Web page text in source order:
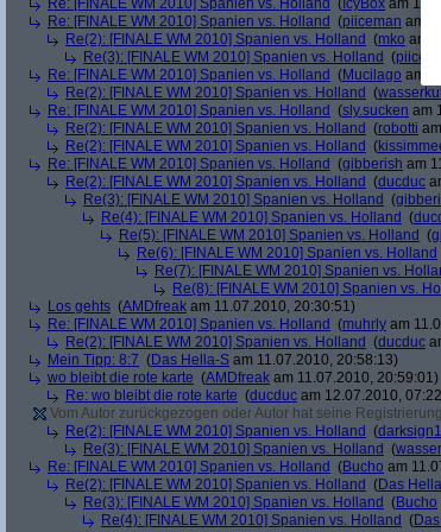
Re: [FINALE WM 2010] Spanien vs. Holland ( IcyBox am
Re: [FINALE WM 2010] Spanien vs. Holland (piiceman am
Re(2): [FINALE WM 2010] Spanien vs. Holland (mko am
Re(3): [FINALE WM 2010] Spanien vs. Holland (
Re: [FINALE WM 2010] Spanien vs. Holland (Mucilago am
Re(2): [FINALE WM 2010] Spanien vs. Holland (
Re: [FINALE WM 2010] Spanien vs. Holland (sly.sucken am
Re(2): [FINALE WM 2010] Spanien vs. Holland (robotti
Re(2): [FINALE WM 2010] Spanien vs. Holland (
Re: [FINALE WM 2010] Spanien vs. Holland (gibberish am
Re(2): [FINALE WM 2010] Spanien vs. Holland (ducduc
Re(3): [FINALE WM 2010] Spanien vs. Holland (
Re(4): [FINALE WM 2010] Spanien vs. Holland (
Re(5): [FINALE WM 2010] Spanien vs. Holland (
Re(6): [FINALE WM 2010] Spanien vs. Holland
Re(7): [FINALE WM 2010] Spanien vs.
Re(8): [FINALE WM 2010] Spanien vs.
Los gehts (AMDfreak am 11.07.2010, 20:30:51)
Re: [FINALE WM 2010] Spanien vs. Holland (muhrly am
Re(2): [FINALE WM 2010] Spanien vs. Holland (ducduc
Mein Tipp: 8:7 (Das Hella-S am 11.07.2010, 20:58:13)
wo bleibt die rote karte (AMDfreak am 11.07.2010, 20:59:01)
Re: wo bleibt die rote karte (ducduc am 12.07.2010,
Vom Autor zurückgezogen oder Autor hat seine
Re(2): [FINALE WM 2010] Spanien vs. Holland (darksign1
Re(3): [FINALE WM 2010] Spanien vs. Holland (
Re: [FINALE WM 2010] Spanien vs. Holland (Bucho am
Re(2): [FINALE WM 2010] Spanien vs. Holland (Das
Re(3): [FINALE WM 2010] Spanien vs. Holland (Bucho
Re(4): [FINALE WM 2010] Spanien vs. Holland (